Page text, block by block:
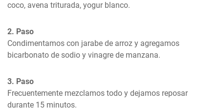
coco, avena triturada, yogur blanco.
2. Paso
Condimentamos con jarabe de arroz y agregamos
bicarbonato de sodio y vinagre de manzana.
3. Paso
Frecuentemente mezclamos todo y dejamos reposar
durante 15 minutos.